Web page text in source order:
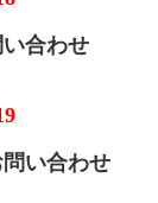
合わせ
い合わせ